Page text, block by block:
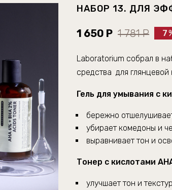
НАБОР 13. ДЛЯ
1 650 Р 1 781 Р
Laboratorium собрал в
средства для глянцевой
Гель для умывания с
бережно
убирает комедоны и
выравнивает тон и
Тонер с кислотами
улучшает тон и